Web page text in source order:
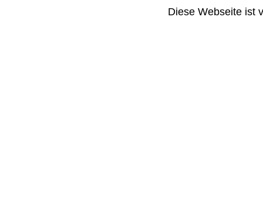
Diese Webseite ist